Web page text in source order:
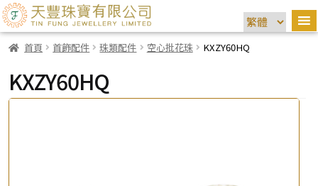
首頁 首飾配件 珠類配件 空心批花珠 KXZY60HQ
KXZY60HQ